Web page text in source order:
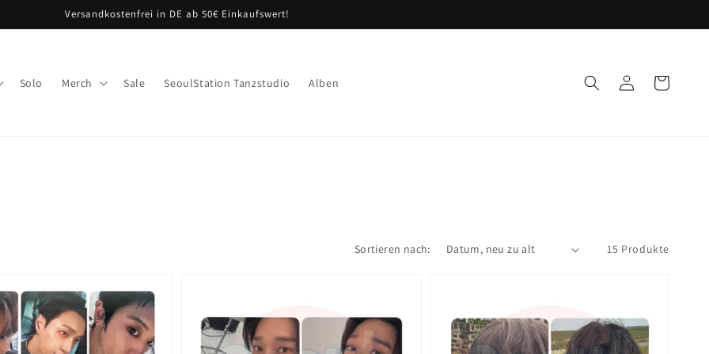
Versandkostenfrei in DE ab 50€ Einkaufswert!
Solo Merch Sale SeoulStation Tanzstudio Alben EinloggenWarenkorb
Sortieren nach: 15 Produkte